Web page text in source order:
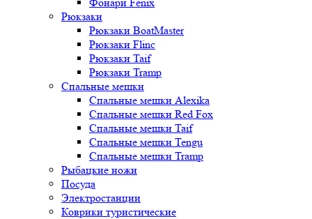
Рюкзаки
Рюкзаки BoatMaster
Рюкзаки Flinc
Рюкзаки Taif
Рюкзаки Tramp
Спальные мешки
Спальные мешки Alexika
Спальные мешки Red Fox
Спальные мешки Taif
Спальные мешки Tengu
Спальные мешки Tramp
Рыбацкие ножи
Посуда
Электростанции
Коврики туристические